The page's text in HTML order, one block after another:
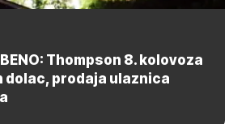
Thompson 8. kolovoza
dolac, prodaja ulaznica